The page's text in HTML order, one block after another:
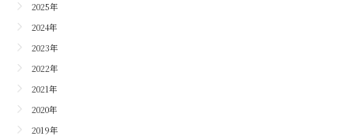
2025年
2024年
2023年
2022年
2021年
2020年
2019年